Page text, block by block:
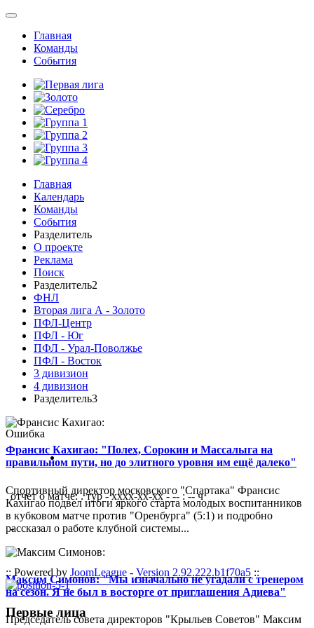
Главная
Команды
События
Главная
Календарь
Команды
События
Разделитель
О проекте
Реклама
Поиск
Разделитель2
ФНЛ
Вторая лига А - Золото
ПФЛ-Центр
ПФЛ - Юг
ПФЛ - Урал-Поволжье
ПФЛ - Восток
3 дивизион
4 дивизион
Разделитель3
Франсис Кахигао: "Полех, Сорокин и Массалыга на
правильном пути, но до элитного уровня им ещё далеко"
Спортивный директор московского "Спартака" Франсис
Кахигао подвел итоги яркого старта молодых воспитанников
в кубковом матче против "Оренбурга" (5:1) и подробно
рассказал о работе клубной системы...
Максим Симонов: "Мы изначально не угадали с тренером
на сезон. Я не был в восторге от приглашения Адиева"
Председатель совета директоров "Крыльев Советов" Максим
Ошибка
отчет о матче: . тур - xxxx-xx-xx - -- : -- ч
-
:: Powered by JoomLeague - Version 2.92.222.b1f70a5 ::
Первые лица